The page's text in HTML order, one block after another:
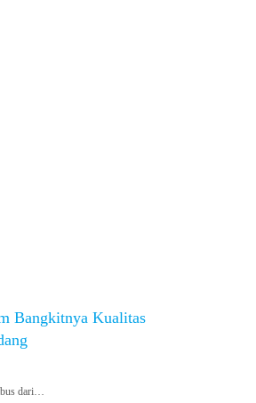
Bangkitnya Kualitas
dari…